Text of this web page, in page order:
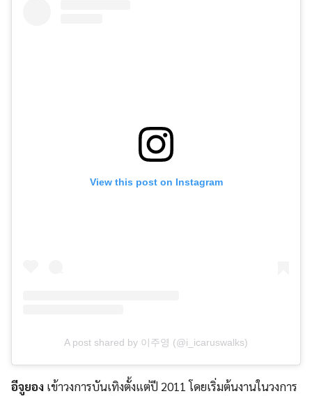
View this post on Instagram
A post shared by 이주영 (@i_icaruswalks)
อีจูยอง เข้าวงการบันเทิงตั้งแต่ปี 2011 โดยเริ่มต้นงานในวงการ